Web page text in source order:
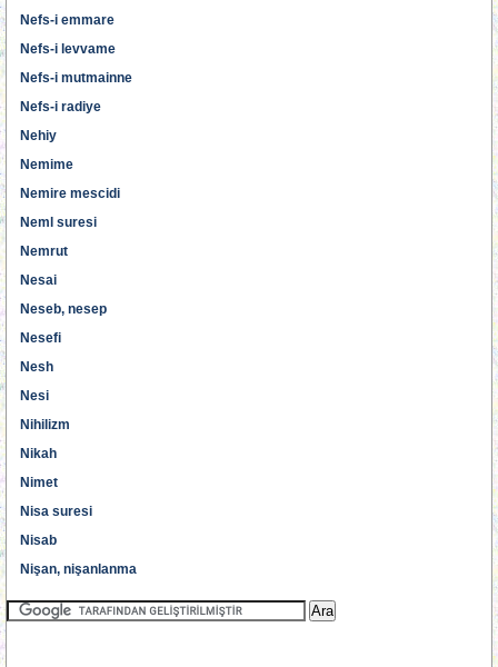
Nefs-i emmare
Nefs-i levvame
Nefs-i mutmainne
Nefs-i radiye
Nehiy
Nemime
Nemire mescidi
Neml suresi
Nemrut
Nesai
Neseb, nesep
Nesefi
Nesh
Nesi
Nihilizm
Nikah
Nimet
Nisa suresi
Nisab
Nişan, nişanlanma